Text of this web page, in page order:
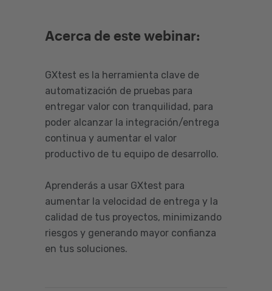
Acerca de este webinar:
GXtest es la herramienta clave de
automatización de pruebas para
entregar valor con tranquilidad, para
poder alcanzar la integración/entrega
continua y aumentar el valor
productivo de tu equipo de desarrollo.
Aprenderás a usar GXtest para
aumentar la velocidad de entrega y la
calidad de tus proyectos, minimizando
riesgos y generando mayor confianza
en tus soluciones.